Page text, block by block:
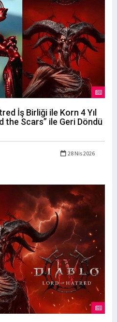
İş Birliği ile Korn 4 Yıl
the Scars” ile Geri Döndü
28 Nis 2026